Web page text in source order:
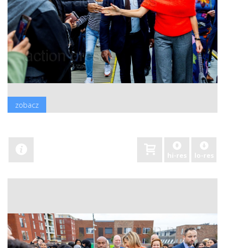
zobacz
hi-res lo-res